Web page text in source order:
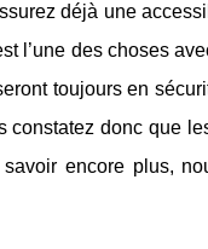
déjà une
l’une des choses
toujours en
donc que
encore plus,